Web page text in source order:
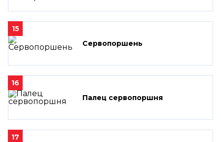
15
Сервопоршень
16
Палец сервопоршня
17